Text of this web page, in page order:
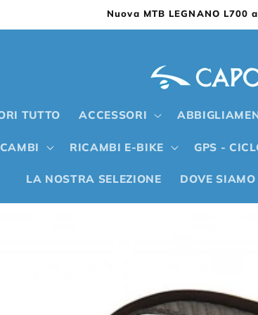
Nuova MTB LEGNANO
TUTTO ACCESSORI
RICAMBI E-BIKE GPS -
LA NOSTRA SELEZIONE DOVE SIAMO